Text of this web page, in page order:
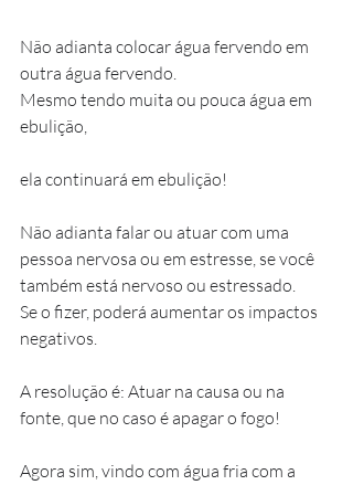
Não adianta colocar água fervendo em
outra água fervendo.
Mesmo tendo muita ou pouca água em
ebulição,
ela continuará em ebulição!
Não adianta falar ou atuar com uma
pessoa nervosa ou em estresse, se você
também está nervoso ou estressado.
Se o fizer, poderá aumentar os impactos
negativos.
A resolução é: Atuar na causa ou na
fonte, que no caso é apagar o fogo!
Agora sim, vindo com água fria com a